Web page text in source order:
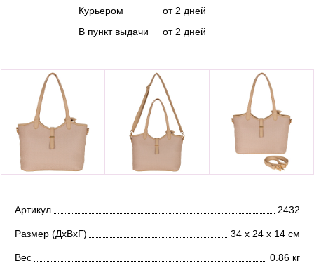
Курьером
В пункт выдачи
от 2 дней
от 2 дней
Артикул 2432
Размер (ДхВхГ) 34 х 24 х 14 см
Вес 0.86 кг